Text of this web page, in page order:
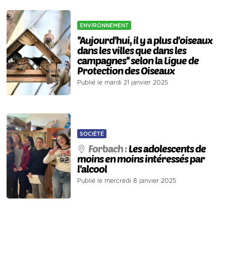
ENVIRONNEMENT
''Aujourd'hui, il y a plus d'oiseaux
dans les villes que dans les
campagnes'' selon la Ligue de
Protection des Oiseaux
Publié le mardi 21 janvier 2025
SOCIÉTÉ
Forbach :Les adolescents de
moins en moins intéressés par
l'alcool
Publié le mercredi 8 janvier 2025